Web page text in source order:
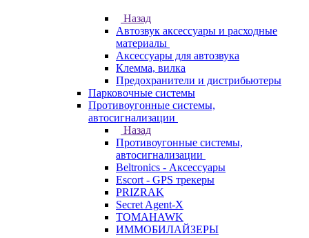
Назад
Автозвук аксессуары и расходные
материалы
Аксессуары для автозвука
Клемма, вилка
Предохранители и дистрибьютеры
Парковочные системы
Противоугонные системы,
автосигнализации
Назад
Противоугонные системы,
автосигнализации
Beltronics - Аксессуары
Escort - GPS трекеры
PRIZRAK
Secret Agent-X
TOMAHAWK
ИММОБИЛАЙЗЕРЫ